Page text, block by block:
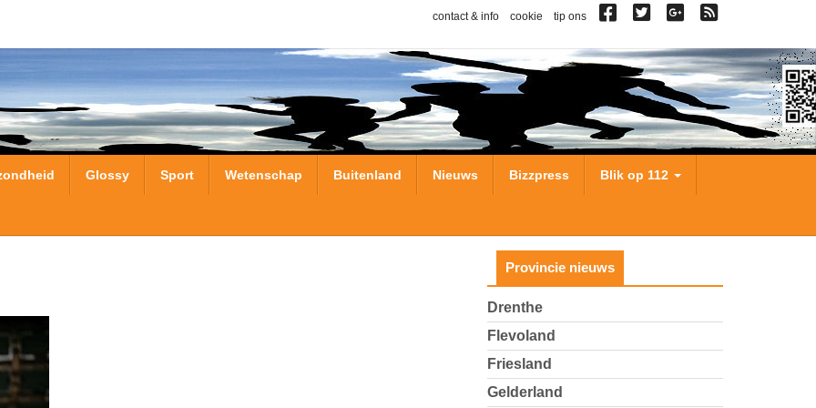
contact & info cookie tip ons
Glossy Sport Wetenschap Buitenland Nieuws Bizzpress Blik op 112
Provincie nieuws
Drenthe
Flevoland
Friesland
Gelderland